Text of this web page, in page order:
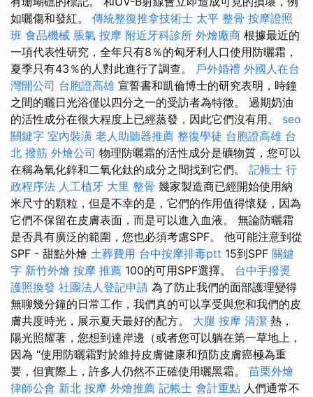
如曬傷和發紅。 傳統整復推拿技術士 太平 整骨 按摩證照
班 食品機械 脹氣 按摩 附近牙科診所 外燴廠商 根據最近的
一項代表性研究，全年只有8％的匈牙利人口使用防曬霜，
夏季只有43％的人對此進行了調查。 戶外婚禮 外國人在台
灣開公司 台胞證高雄 宣誓書和凱倫博士的研究表明，時鐘
之間的曬日光浴僅以四分之一的受訪者為特徵。 過期奶油
的活性成分在很大程度上已經蒸發，因此它們沒有用。 seo
關鍵字 室內裝潢 老人助聽器推薦 整復學徒 台胞證高雄 台
北 撥筋 外燴公司 物理防曬霜的活性成分是礦物質，您可以
在稱為氧化鋅和二氧化鈦的成分之間找到它們。 記帳士 行
政程序法 人工植牙 大里 整骨 幾家製造商已經開始使用納
米尺寸的顆粒，但是不幸的是，它們的作用值得懷疑，因為
它們不保留在皮膚表面，而是可以進入血液。 無論防曬霜
是否具有廣泛的範圍，您也必須考慮SPF。 他可能注意到從
SPF - 甜點外燴 土葬費用 台中按摩排毒ptt 15到SPF 關鍵
字 新竹外燴 按摩 推薦 100的可用SPF選擇。 台中手撥燙
護照換發 社團法人登記申請 為了防止我們的面部護理變得
無聊幾分鐘的日常工作，我們真的可以享受與您和我們的皮
膚共度時光，展示夏天最好的配方。 大腿 按摩 清潔 熱，
陽光照耀著，您想到達岸邊（或者您可以躺在第一草地上，
因為 “使用防曬霜對於維持皮膚健康和預防皮膚癌極為重
要，但實際上，許多人仍然不正確使用曬黑霜。 苗栗外燴
律師公會 新北 按摩 外燴推薦 記帳士 會計重點 人們通常不